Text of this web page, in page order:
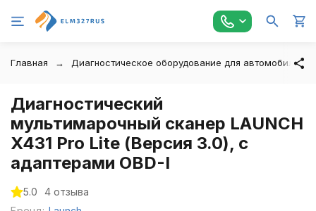
Главная Диагностическое оборудование для автомобилей
Диагностический
мультимарочный сканер LAUNCH
X431 Pro Lite (Версия 3.0), с
адаптерами OBD-I
5.0
4 отзыва